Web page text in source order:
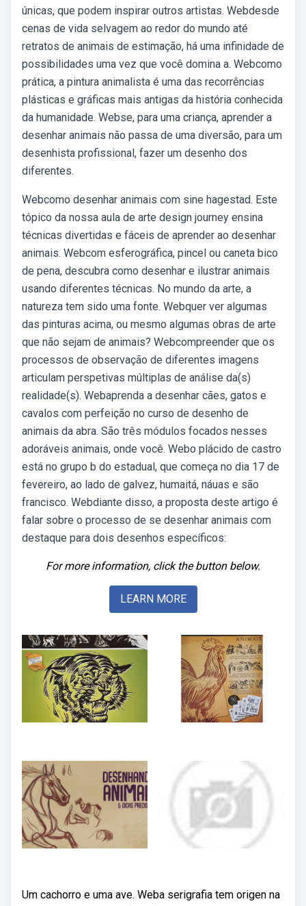
únicas, que podem inspirar outros artistas. Webdesde
cenas de vida selvagem ao redor do mundo até
retratos de animais de estimação, há uma infinidade de
possibilidades uma vez que você domina a. Webcomo
prática, a pintura animalista é uma das recorrências
plásticas e gráficas mais antigas da história conhecida
da humanidade. Webse, para uma criança, aprender a
desenhar animais não passa de uma diversão, para um
desenhista profissional, fazer um desenho dos
diferentes.
Webcomo desenhar animais com sine hagestad. Este
tópico da nossa aula de arte design journey ensina
técnicas divertidas e fáceis de aprender ao desenhar
animais. Webcom esferográfica, pincel ou caneta bico
de pena, descubra como desenhar e ilustrar animais
usando diferentes técnicas. No mundo da arte, a
natureza tem sido uma fonte. Webquer ver algumas
das pinturas acima, ou mesmo algumas obras de arte
que não sejam de animais? Webcompreender que os
processos de observação de diferentes imagens
articulam perspetivas múltiplas de análise da(s)
realidade(s). Webaprenda a desenhar cães, gatos e
cavalos com perfeição no curso de desenho de
animais da abra. São três módulos focados nesses
adoráveis animais, onde você. Webo plácido de castro
está no grupo b do estadual, que começa no dia 17 de
fevereiro, ao lado de galvez, humaitá, náuas e são
francisco. Webdiante disso, a proposta deste artigo é
falar sobre o processo de se desenhar animais com
destaque para dois desenhos específicos:
For more information, click the button below.
LEARN MORE
Um cachorro e uma ave. Weba serigrafia tem origen na